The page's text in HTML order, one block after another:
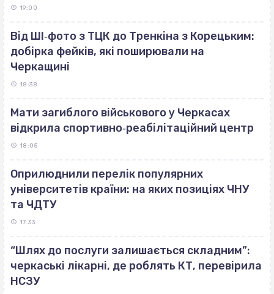
19:00
Від ШІ‐фото з ТЦК до Тренкіна з Корецьким:
добірка фейків, які поширювали на
Черкащині
18:38
Мати загиблого військового у Черкасах
відкрила спортивно‐реабілітаційний центр
18:05
Оприлюднили перелік популярних
університетів країни: на яких позиціях ЧНУ
та ЧДТУ
17:33
“Шлях до послуги залишається складним”:
черкаські лікарні, де роблять КТ, перевірила
НСЗУ